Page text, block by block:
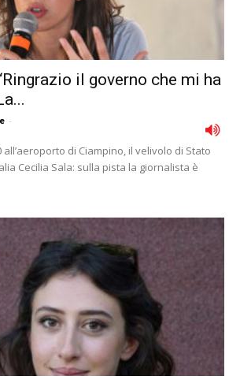
il governo che mi ha
-
all’aeroporto di Ciampino, il velivolo di Stato
Cecilia Sala: sulla pista la giornalista è